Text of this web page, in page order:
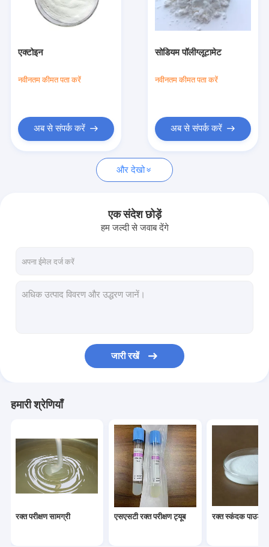
फैक्टरी यात्रा
एसएसटी रक्त परीक्षण ट्यूब
उपभोग्य चिकित्सा सामग्री
एक्टोइन
नवीनतम कीमत पता करें
अब से संपर्क करें
सोडियम पॉलीग्लूटामेट
नवीनतम कीमत पता करें
अब से संपर्क करें
और देखो
एक संदेश छोड़ें
हम जल्दी से जवाब देंगे
जारी रखें
हमारी श्रेणियाँ
रक्त परीक्षण सामग्री एसएसटी रक्त परीक्षण ट्यूब रक्त स्कंदक पाउडर